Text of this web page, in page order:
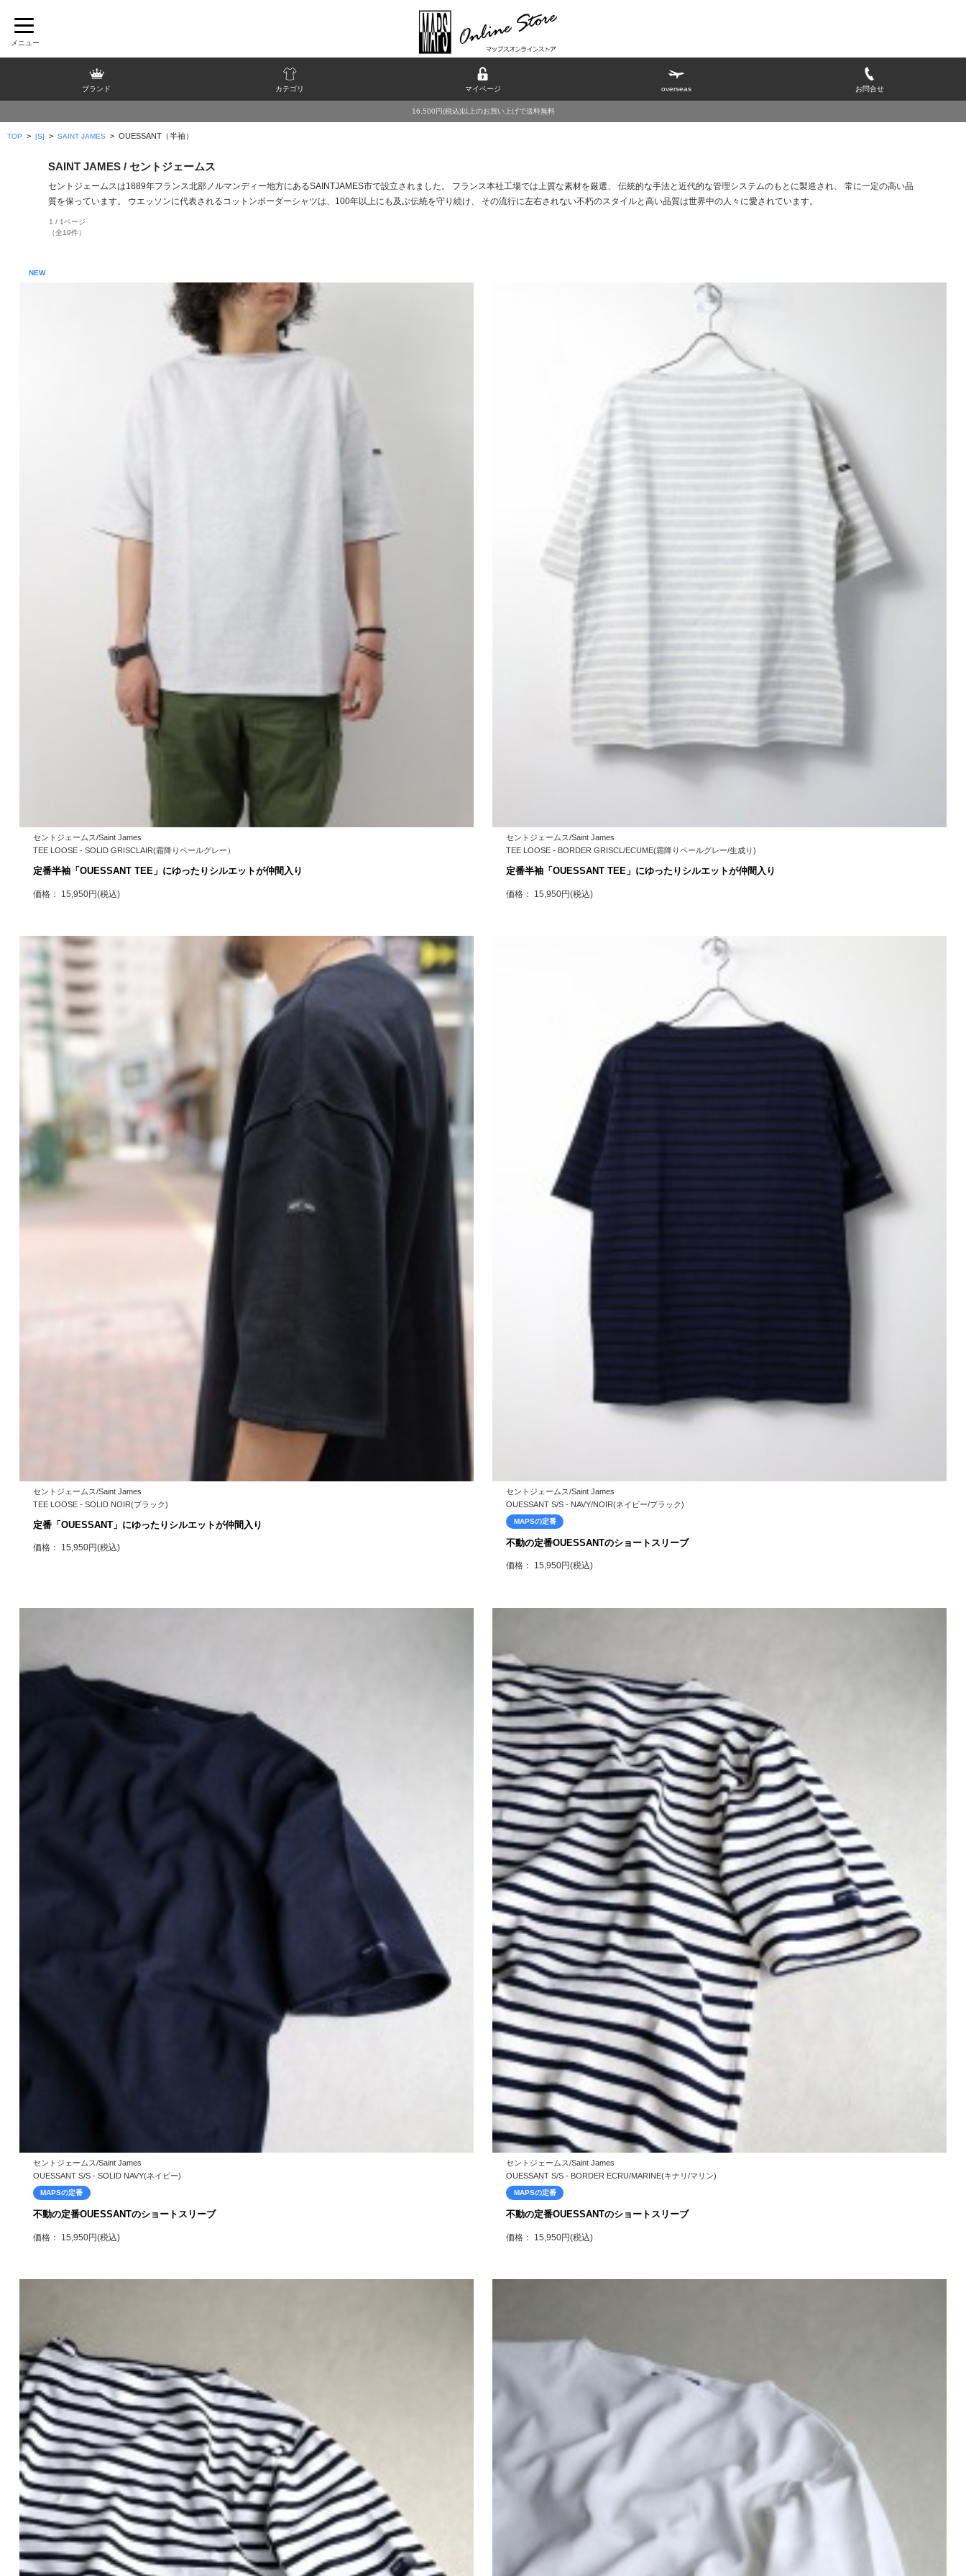
ブランド カテゴリ マイページ overseas お問合せ
16,500円(税込)以上のお買い上げで送料無料
TOP > [S] > SAINT JAMES > OUESSANT（半袖）
SAINT JAMES / セントジェームス
セントジェームスは1889年フランス北部ノルマンディー地方にあるSAINTJAMES市で設立されました。 フランス本社工場では上質な素材を厳選、 伝統的な手法と近代的な管理システムのもとに製造され、 常に一定の高い品
質を保っています。 ウエッソンに代表されるコットンボーダーシャツは、100年以上にも及ぶ伝統を守り続け、 その流行に左右されない不朽のスタイルと高い品質は世界中の人々に愛されています。
1 / 1ページ
（全19件）
NEW
セントジェームス/Saint James
TEE LOOSE - SOLID GRISCLAIR(霜降りペールグレー）
定番半袖「OUESSANT TEE」にゆったりシルエットが仲間入り
価格： 15,950円(税込)
セントジェームス/Saint James
TEE LOOSE - BORDER GRISCL/ECUME(霜降りペールグレー/生成り)
定番半袖「OUESSANT TEE」にゆったりシルエットが仲間入り
価格： 15,950円(税込)
セントジェームス/Saint James
TEE LOOSE - SOLID NOIR(ブラック)
定番「OUESSANT」にゆったりシルエットが仲間入り
価格： 15,950円(税込)
セントジェームス/Saint James
OUESSANT S/S - NAVY/NOIR(ネイビー/ブラック)
MAPSの定番
不動の定番OUESSANTのショートスリーブ
価格： 15,950円(税込)
セントジェームス/Saint James
OUESSANT S/S - SOLID NAVY(ネイビー)
MAPSの定番
不動の定番OUESSANTのショートスリーブ
価格： 15,950円(税込)
セントジェームス/Saint James
OUESSANT S/S - BORDER ECRU/MARINE(キナリ/マリン)
MAPSの定番
不動の定番OUESSANTのショートスリーブ
価格： 15,950円(税込)